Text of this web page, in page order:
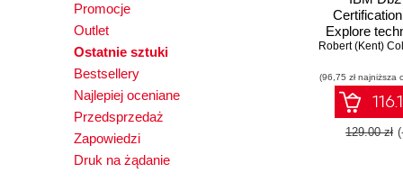
Promocje
Outlet
Ostatnie sztuki
Bestsellery
Najlepiej oceniane
Przedsprzedaż
Zapowiedzi
Druk na żądanie
Explore
master
IBM
Robert (Kent)
(96,75 zł najniższa
129.00 zł